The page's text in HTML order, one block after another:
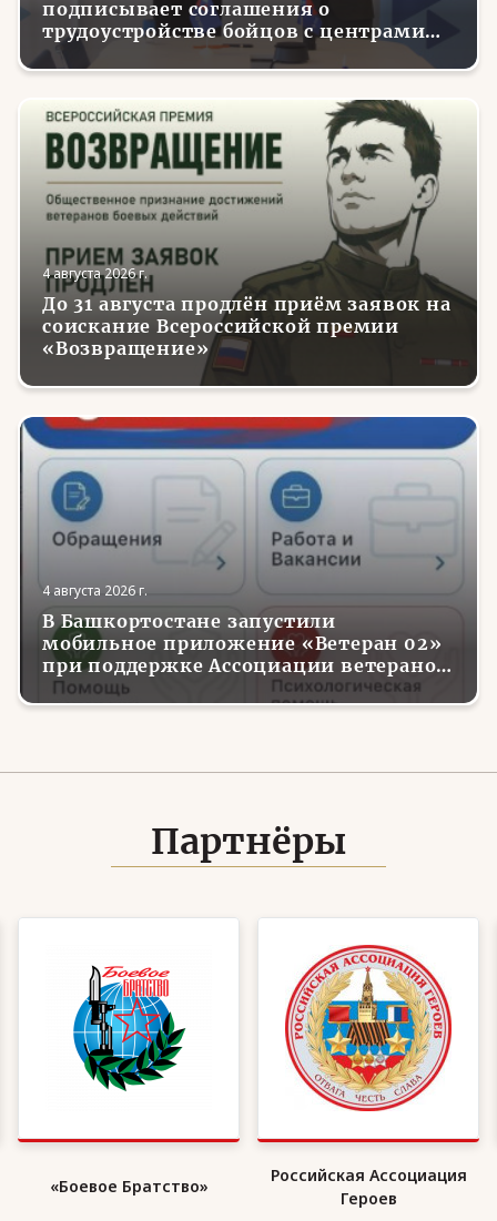
подписывает соглашения о
трудоустройстве бойцов с центрами
занятости в регионах России
4 августа 2026 г.
До 31 августа продлён приём заявок на
соискание Всероссийской премии
«Возвращение»
4 августа 2026 г.
В Башкортостане запустили
мобильное приложение «Ветеран 02»
при поддержке Ассоциации ветеранов
СВО
Партнёры
«Боевое Братство»
Российская Ассоциация
Героев